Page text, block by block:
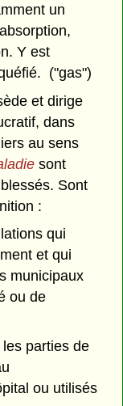
un
Y est
("gas")
et dirige
dans
au sens
sont
Sont
:
qui
et qui
municipaux
ou de
parties de
ou utilisés